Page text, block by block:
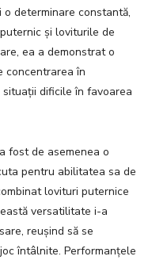
determinare constantă,
și loviturile de
ea a demonstrat o
concentrarea în
dificile în favoarea
fost de asemenea o
pentru abilitatea sa de
lovituri puternice
versatilitate i-a
reușind să se
întâlnite. Performanțele